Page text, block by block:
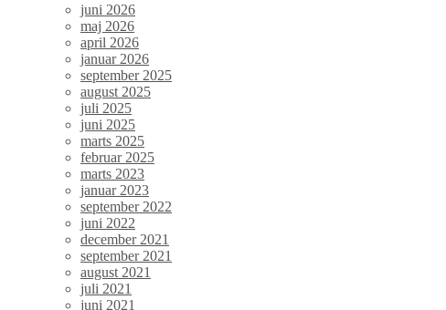
juni 2026
maj 2026
april 2026
januar 2026
september 2025
august 2025
juli 2025
juni 2025
marts 2025
februar 2025
marts 2023
januar 2023
september 2022
juni 2022
december 2021
september 2021
august 2021
juli 2021
juni 2021